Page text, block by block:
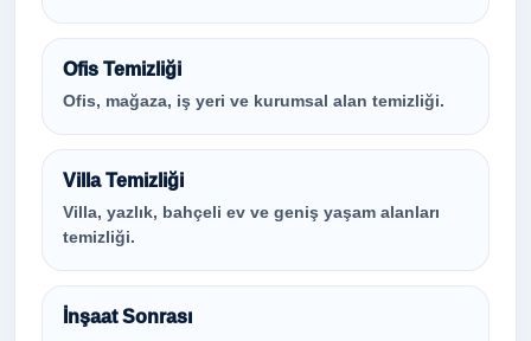
Ofis Temizliği
Ofis, mağaza, iş yeri ve kurumsal alan temizliği.
Villa Temizliği
Villa, yazlık, bahçeli ev ve geniş yaşam alanları
temizliği.
İnşaat Sonrası